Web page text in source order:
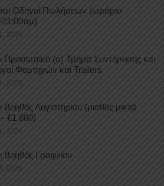
Οδηγοί Πωλήσεων (ωράριο
2026
Προσωπικό (α) Τμήμα Συντήρησης και
Φορτηγών και Trailers
2026
Βοηθός Λογιστηρίου (μισθός μικτά
€1.800)
2026
Βοηθός Γραφείου
2026